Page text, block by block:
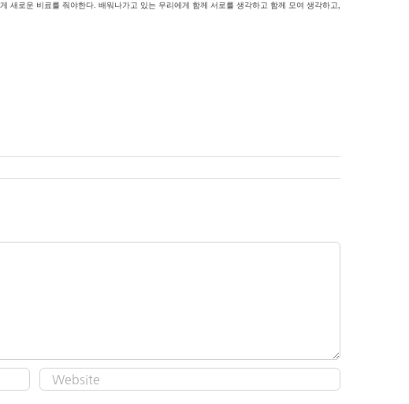
로운 비료를 줘야한다. 배워나가고 있는 우리에게 함께 서로를 생각하고 함께 모여 생각하고,